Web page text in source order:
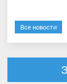
Все новости